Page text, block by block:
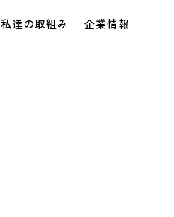
私達の取組み 企業情報